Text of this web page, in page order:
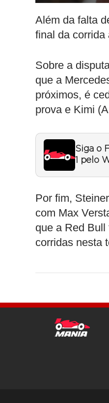
Além da falta
final da corrida
Sobre a
que a
próximos, é
prova e Kimi
Siga o
1 pelo
Por fim,
com Max
que a Red
corridas nesta